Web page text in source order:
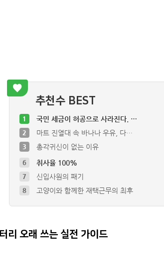
추천수 BEST
6 취사율 100%
7
신입사원의 패기
8
고양이와 함께한 재택근무의 최후
4
밤마다 뒤척이는 당신. 불면증 환…
1 국민 세금이 허공으로 사라진다. …
2
마트 진열대 속 바나나 우유, 다…
3
총각귀신이 없는 이유
리 오래 쓰는 실전 가이드